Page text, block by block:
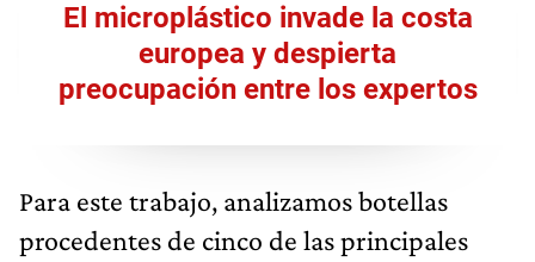
El microplástico invade la costa
europea y despierta
preocupación entre los expertos
Para este trabajo, analizamos botellas
procedentes de cinco de las principales